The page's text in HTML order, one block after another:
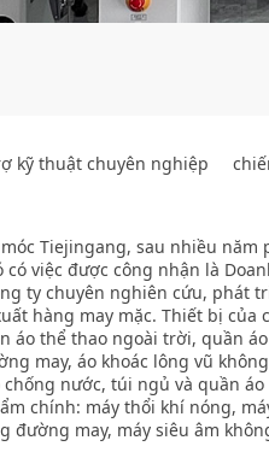
kỹ thuật chuyên nghiệp
móc Tiejingang, sau nhiều năm
việc được công nhận là
ty chuyên nghiên cứu, phát
hàng may mặc. Thiết bị của
áo thể thao ngoài trời, quần
may, áo khoác lông vũ
nước, túi ngủ và quần áo
chính: máy thổi khí nóng,
đường may, máy siêu âm